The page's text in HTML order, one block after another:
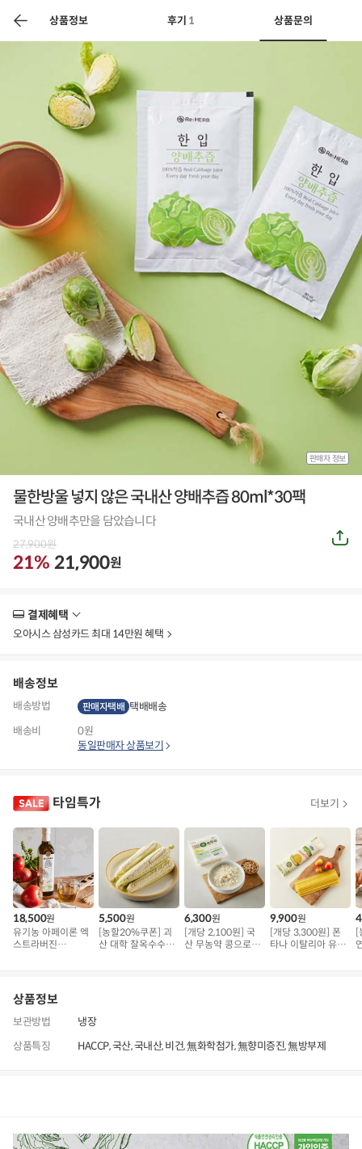
상품정보 후기 1 상품문의
농축산물할인 주문/배송 고객센터
물한방울 넣지 않은 국내산 양배추즙 80ml*30팩
국내산 양배추만을 담았습니다
판매자 정보
27,900원
21% 21,900원
공
유
결제혜택
보
오아시스 삼성카드 최대 14만원 혜택
배송정보
배송방법 판매자택배 택배배송
배송비
0원
동일판매자 상품보기
타임특가 더보기
18,500원
유기농 아페이론 엑
스트라버진
5,500원
[농할20%쿠폰] 괴
산 대학 찰옥수수 5
6,300원
[개당 2,100원] 국
산 무농약 콩으로
9,900원
[개당 3,300원] 폰
타나 이탈리아 유기
[
상품정보
보관방법
냉장
상품특징
HACCP, 국산, 국내산, 비건, 無화학첨가, 無향미증진, 無방부제
상